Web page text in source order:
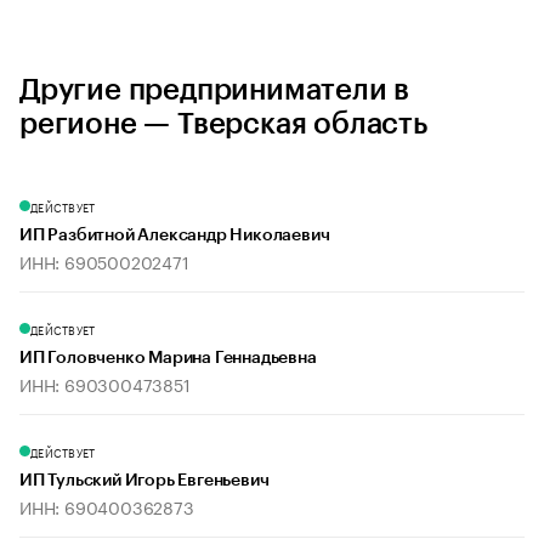
Другие предприниматели в
регионе — Тверская область
ДЕЙСТВУЕТ
ИП Разбитной Александр Николаевич
ИНН: 690500202471
ДЕЙСТВУЕТ
ИП Головченко Марина Геннадьевна
ИНН: 690300473851
ДЕЙСТВУЕТ
ИП Тульский Игорь Евгеньевич
ИНН: 690400362873